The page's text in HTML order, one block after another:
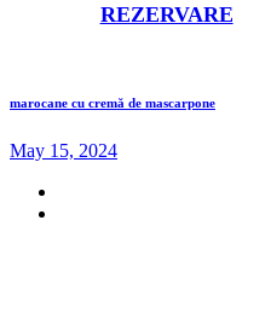
REZERVARE
marocane cu cremă de mascarpone
May 15, 2024